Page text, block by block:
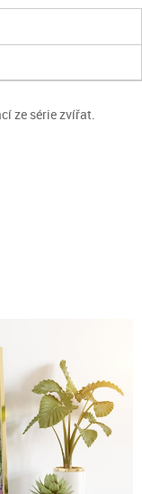
ze série zvířat.